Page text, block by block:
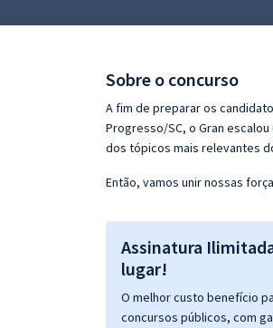
Questões grátis
Conteúdo gratuito
Sobre o concurso
A fim de preparar os
Progresso/SC, o Gran
dos tópicos mais relevantes
Então, vamos unir nossas
Assinatura
lugar!
O melhor custo benefício
concursos públicos, com